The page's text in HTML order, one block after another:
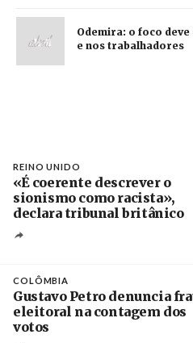
Odemira: o foco
e nos trabalhadores
REINO UNIDO
«É coerente descrever o
sionismo como racista»,
declara tribunal britânico
COLÔMBIA
Gustavo Petro denuncia
eleitoral na contagem dos
votos